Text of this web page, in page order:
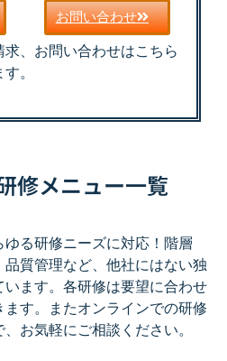
お問い合わせ
、お問い合わせはこちら
。
修メニュー一覧
る研修ニーズに対応！階層
質管理など、他社にはない独
ます。各研修は要望に合わせ
す。またオンラインでの研修
お気軽にご相談ください。